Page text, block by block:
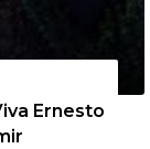
Ernesto